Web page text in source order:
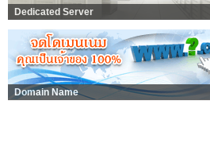
Dedicated Server
Domain Name